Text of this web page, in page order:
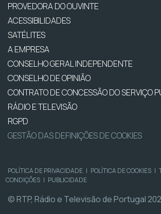
PROVEDORA DO OUVINTE
ACESSIBILIDADES
SATÉLITES
A EMPRESA
CONSELHO GERAL INDEPENDENTE
CONSELHO DE OPINIÃO
CONTRATO DE CONCESSÃO DO SERVIÇO
RÁDIO E TELEVISÃO
RGPD
GESTÃO DAS DEFINIÇÕES DE COOKIES
POLÍTICA DE PRIVACIDADE | POLÍTICA DE COOKIES |
CONDIÇÕES | PUBLICIDADE
© RTP, Rádio e Televisão de Portugal